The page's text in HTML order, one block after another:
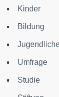
Kinder
Bildung
Umfrage
Studie